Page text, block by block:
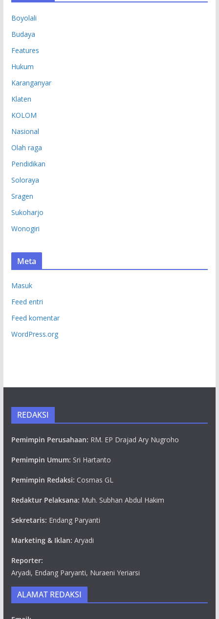
Boyolali
Budaya
Features
Hukum
Karanganyar
Klaten
KOLOM
Nasional
Olah raga
Pendidikan
Soloraya
Sragen
Sukoharjo
Wonogiri
Meta
Masuk
Feed entri
Feed komentar
WordPress.org
REDAKSI
Pemimpin Perusahaan: RM. EP Drajad Ary Nugroho
Pemimpin Umum: Sri Hartanto
Pemimpin Redaksi: Cosmas GL
Redaktur Pelaksana: Muh. Subhan Abdul Hakim
Sekretaris: Endang Paryanti
Marketing & Iklan: Aryadi
Reporter:
Aryadi, Endang Paryanti, Nuraeni Yeriarsi
ALAMAT REDAKSI